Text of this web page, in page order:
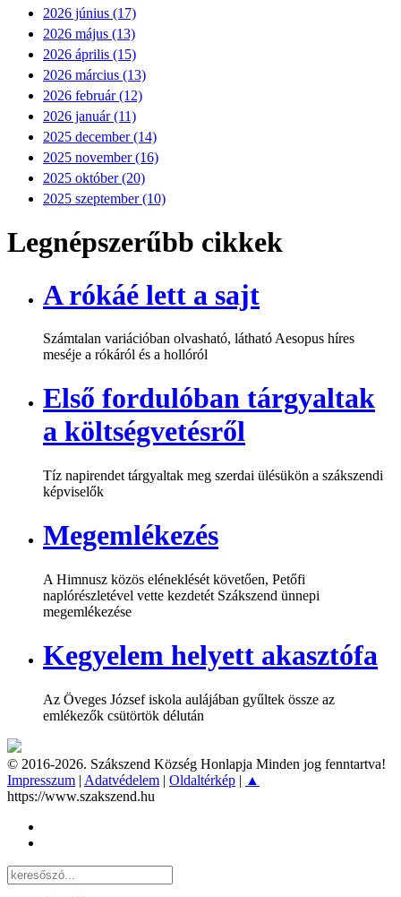
2026 június (17)
2026 május (13)
2026 április (15)
2026 március (13)
2026 február (12)
2026 január (11)
2025 december (14)
2025 november (16)
2025 október (20)
2025 szeptember (10)
Legnépszerűbb cikkek
A rókáé lett a sajt
Számtalan variációban olvasható, látható Aesopus híres
meséje a rókáról és a hollóról
Első fordulóban tárgyaltak
a költségvetésről
Tíz napirendet tárgyaltak meg szerdai ülésükön a szákszendi
képviselők
Megemlékezés
A Himnusz közös eléneklését követően, Petőfi
naplórészletével vette kezdetét Szákszend ünnepi
megemlékezése
Kegyelem helyett akasztófa
Az Öveges József iskola aulájában gyűltek össze az
emlékezők csütörtök délután
© 2016-2026. Szákszend Község Honlapja Minden jog fenntartva!
Impresszum | Adatvédelem | Oldaltérkép | ▲
https://www.szakszend.hu